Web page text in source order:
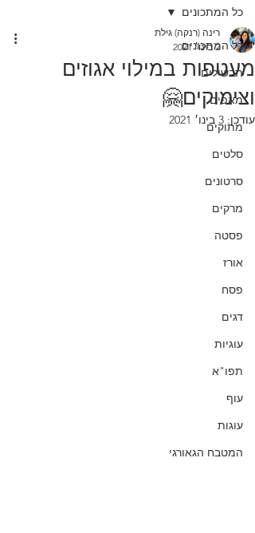
כל המתכונים
תבשילים
מאפים
מתוקים
סלטים
סרטונים
מרקים
פסטה
אורז
פסח
דגים
עוגיות
תפו"א
עוף
עוגות
המטבח הגאורגי
כל המתכונים
מעטפות במילוי אגוזים
וצימוקים🤗
רינה (רנקה) גילת
2 בינו׳ 2021
עודכן: 3 בינו׳ 2021